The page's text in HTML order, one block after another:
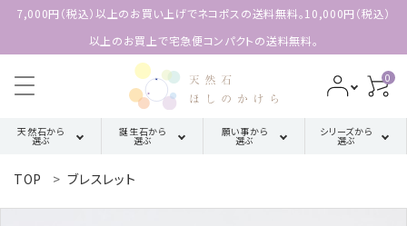
7,000円（税込）以上のお買い上げでネコポスの送料無料。10,000円（税込）
以上のお買上で宅急便コンパクトの送料無料。
0
天然石から
選ぶ
誕生石から
選ぶ
願い事から
選ぶ
シリーズから
選ぶ
TOP ブレスレット